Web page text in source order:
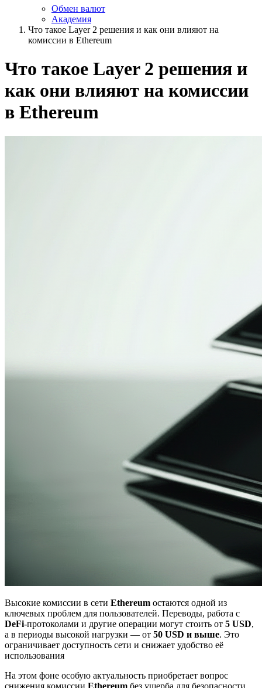
Обмен валют
Академия
Что такое Layer 2 решения и как они влияют на
комиссии в Ethereum
Что такое Layer 2 решения и
как они влияют на комиссии
в Ethereum
Высокие комиссии в сети Ethereum остаются одной из
ключевых проблем для пользователей. Переводы, работа с
DeFi-протоколами и другие операции могут стоить от 5 USD,
а в периоды высокой нагрузки — от 50 USD и выше. Это
ограничивает доступность сети и снижает удобство её
использования
На этом фоне особую актуальность приобретает вопрос
снижения комиссии Ethereum без ущерба для безопасности.